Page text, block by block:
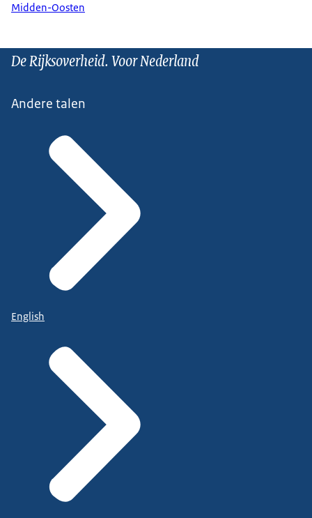
Midden-Oosten
De Rijksoverheid. Voor Nederland
Andere talen
English